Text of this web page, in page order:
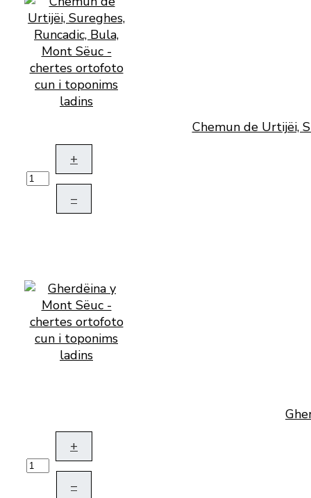
Chemun de Urtijëi,
+
–
+
–